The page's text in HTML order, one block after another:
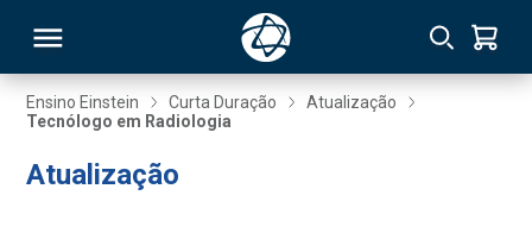
Ensino Einstein Curta Duração
Atualização
Tecnólogo em Radiologia
Atualização